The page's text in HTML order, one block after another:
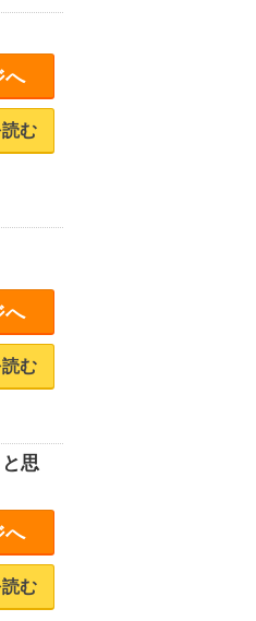
へ
む
へ
む
思
へ
む